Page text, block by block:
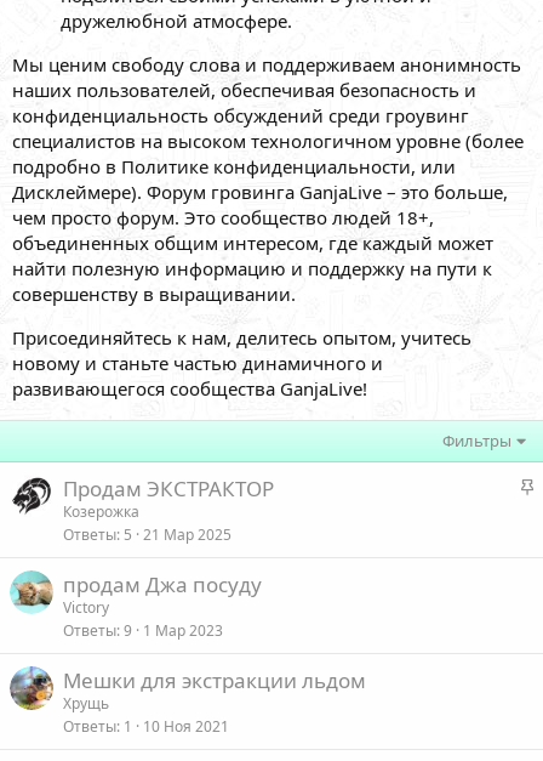
дружелюбной атмосфере.
Мы ценим свободу слова и поддерживаем анонимность
наших пользователей, обеспечивая безопасность и
конфиденциальность обсуждений среди гроувинг
специалистов на высоком технологичном уровне (более
подробно в Политике конфиденциальности, или
Дисклеймере). Форум гровинга GanjaLive – это больше,
чем просто форум. Это сообщество людей 18+,
объединенных общим интересом, где каждый может
найти полезную информацию и поддержку на пути к
совершенству в выращивании.
Присоединяйтесь к нам, делитесь опытом, учитесь
новому и станьте частью динамичного и
развивающегося сообщества GanjaLive!
Фильтры
З
Продам ЭКСТРАКТОР
Козерожка
Ответы 5 21 Мар 2025
продам Джа посуду
Victory
Ответы 9 1 Мар 2023
Мешки для экстракции льдом
Хрущь
Ответы 1 10 Ноя 2021